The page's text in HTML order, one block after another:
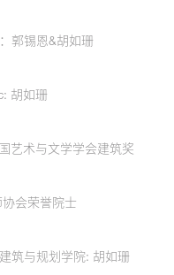
郭锡恩&胡如珊
胡如珊
艺术与文学学会建筑奖
会荣誉院士
筑与规划学院: 胡如珊